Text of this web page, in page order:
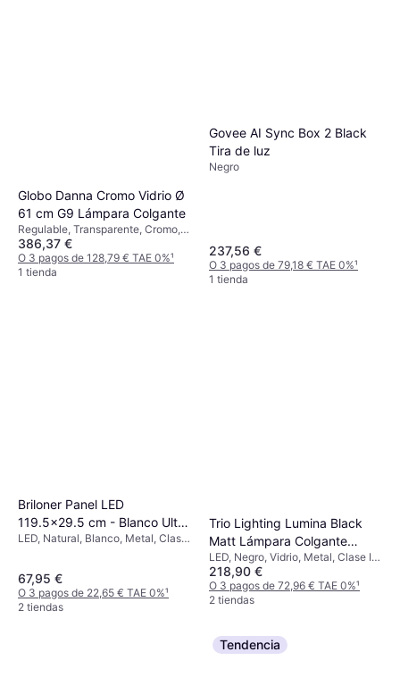
Globo Danna Cromo Vidrio Ø
61 cm G9 Lámpara Colgante
Regulable, Transparente, Cromo,
Gris, Plata, Multicolor, Metal,
Hierro
386,37 €
O 3 pagos de 128,79 € TAE 0%¹
1 tienda
Govee AI Sync Box 2 Black
Tira de luz
Negro
237,56 €
O 3 pagos de 79,18 € TAE 0%¹
1 tienda
Briloner Panel LED
119.5x29.5 cm - Blanco Ultra
Plano Plafón
LED, Natural, Blanco, Metal, Clase
67,95 €
O 3 pagos de 22,65 € TAE 0%¹
2 tiendas
Trio Lighting Lumina Black
Matt Lámpara Colgante
93cm
LED, Negro, Vidrio, Metal, Clase IP:
IP20, Casquillo de Lámpara: E14
218,90 €
O 3 pagos de 72,96 € TAE 0%¹
2 tiendas
Tendencia